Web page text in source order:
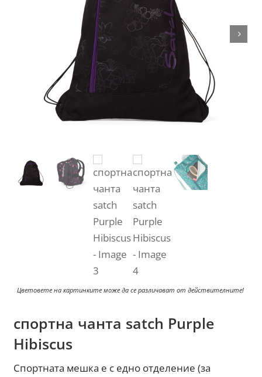
Цветовете на картинките може да се различават от действителните!
спортна чанта satch Purple
Hibiscus
Спортната мешка е с едно отделение (за